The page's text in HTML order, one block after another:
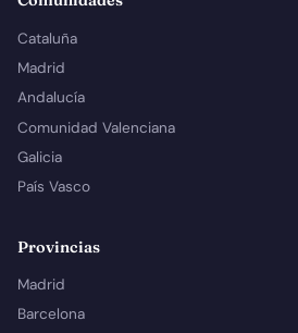
Cataluña
Madrid
Andalucía
Comunidad Valenciana
Galicia
País Vasco
Provincias
Madrid
Barcelona